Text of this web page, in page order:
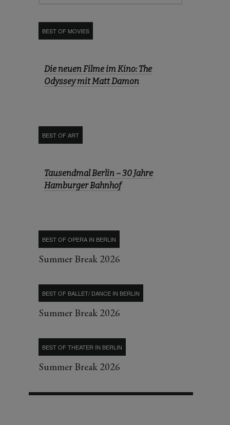
BEST OF MOVIES
Die neuen Filme im Kino: The
Odyssey mit Matt Damon
BEST OF ART
Tausendmal Berlin – 30 Jahre
Hamburger Bahnhof
BEST OF OPERA IN BERLIN
Summer Break 2026
BEST OF BALLET/ DANCE IN BERLIN
Summer Break 2026
BEST OF THEATER IN BERLIN
Summer Break 2026